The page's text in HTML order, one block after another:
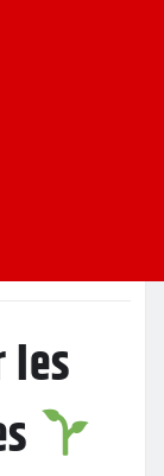
les